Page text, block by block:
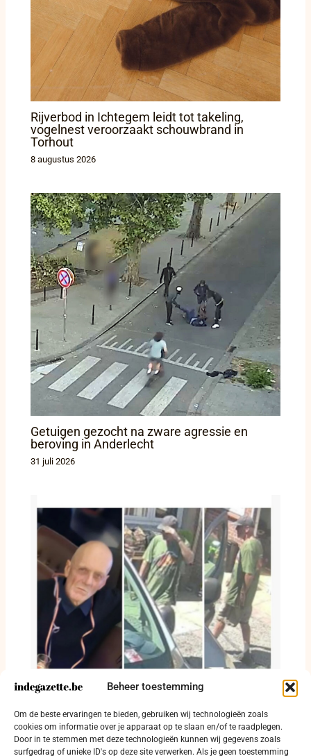
Beheer toestemming
Om de beste ervaringen te bieden, gebruiken wij technologieën zoals
cookies om informatie over je apparaat op te slaan en/of te raadplegen.
Door in te stemmen met deze technologieën kunnen wij gegevens zoals
surfgedrag of unieke ID's op deze site verwerken. Als je geen toestemming
Rijverbod in Ichtegem leidt tot takeling,
vogelnest veroorzaakt schouwbrand in
Torhout
8 augustus 2026
Getuigen gezocht na zware agressie en
beroving in Anderlecht
31 juli 2026
Michel Gaspard nog steeds niet gevonden:
dringende oproep om massaal te delen
29 juli 2026